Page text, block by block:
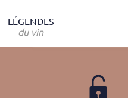
LÉGENDES
du vin